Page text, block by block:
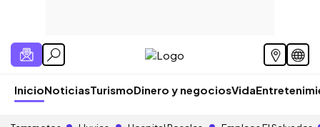
InicioNoticiasTurismoDinero y negociosVida